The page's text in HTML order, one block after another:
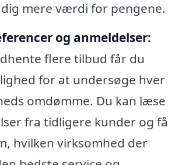
mere værdi for pengene.
og anmeldelser:
flere tilbud får du
for at undersøge hver
omdømme. Du kan læse
fra tidligere kunder og få
hvilken virksomhed der